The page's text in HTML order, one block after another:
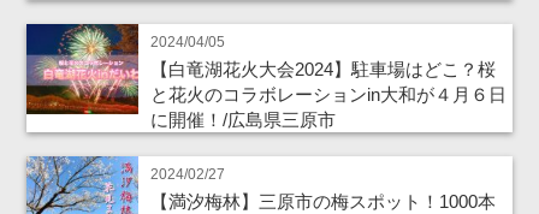
2024/04/05
【白竜湖花火大会2024】駐車場はどこ？桜
と花火のコラボレーションin大和が４月６日
に開催！/広島県三原市
2024/02/27
【満汐梅林】三原市の梅スポット！1000本